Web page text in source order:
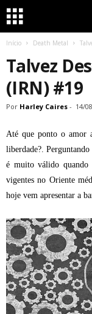
Início Death Metal
Talvez
(IRN) #19
Por Harley Caires - 14/
Até que ponto o amor
liberdade?.
é muito válido quando
vigentes no Oriente
hoje vem apresentar a